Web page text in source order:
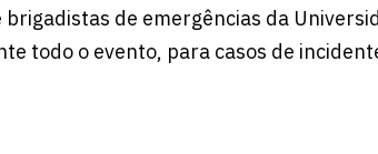
brigadistas de emergências da
todo o evento, para casos de